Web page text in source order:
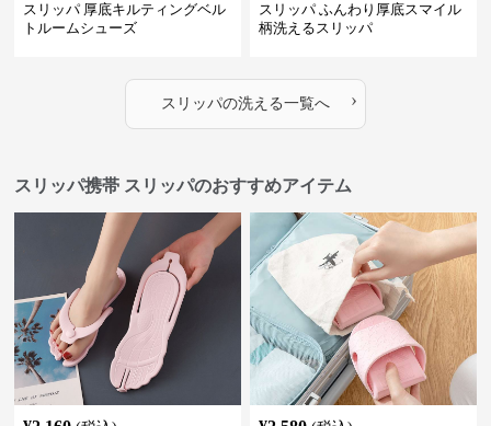
スリッパ 厚底キルティングベル
トルームシューズ
スリッパ ふんわり厚底スマイル
柄洗えるスリッパ
スリッパの洗える一覧へ ›
スリッパ携帯 スリッパのおすすめアイテム